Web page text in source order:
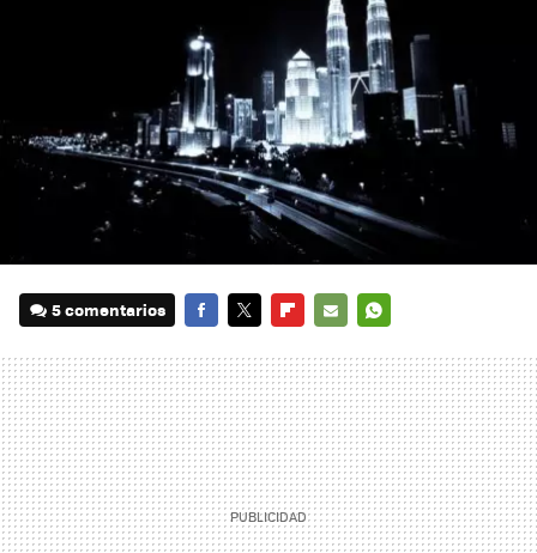
5 comentarios
MAIL